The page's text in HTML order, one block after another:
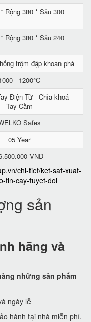
Rộng 380 * Sâu 300
Rộng 380 * Sâu 240
trộm đập khoan phá
- 1200°C
Điện Tử - Chìa khoá -
Tay Cầm
Safes
05 Year
VNĐ
chi-tiet/ket-sat-xuat-
tin-cay-tuyet-doi
sản
hãng và
những sản phẩm
ngày lễ
hành tại nhà miễn phí.